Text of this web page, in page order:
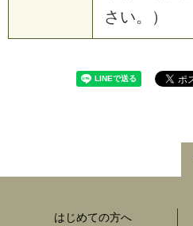
さい。）
はじめての方へ